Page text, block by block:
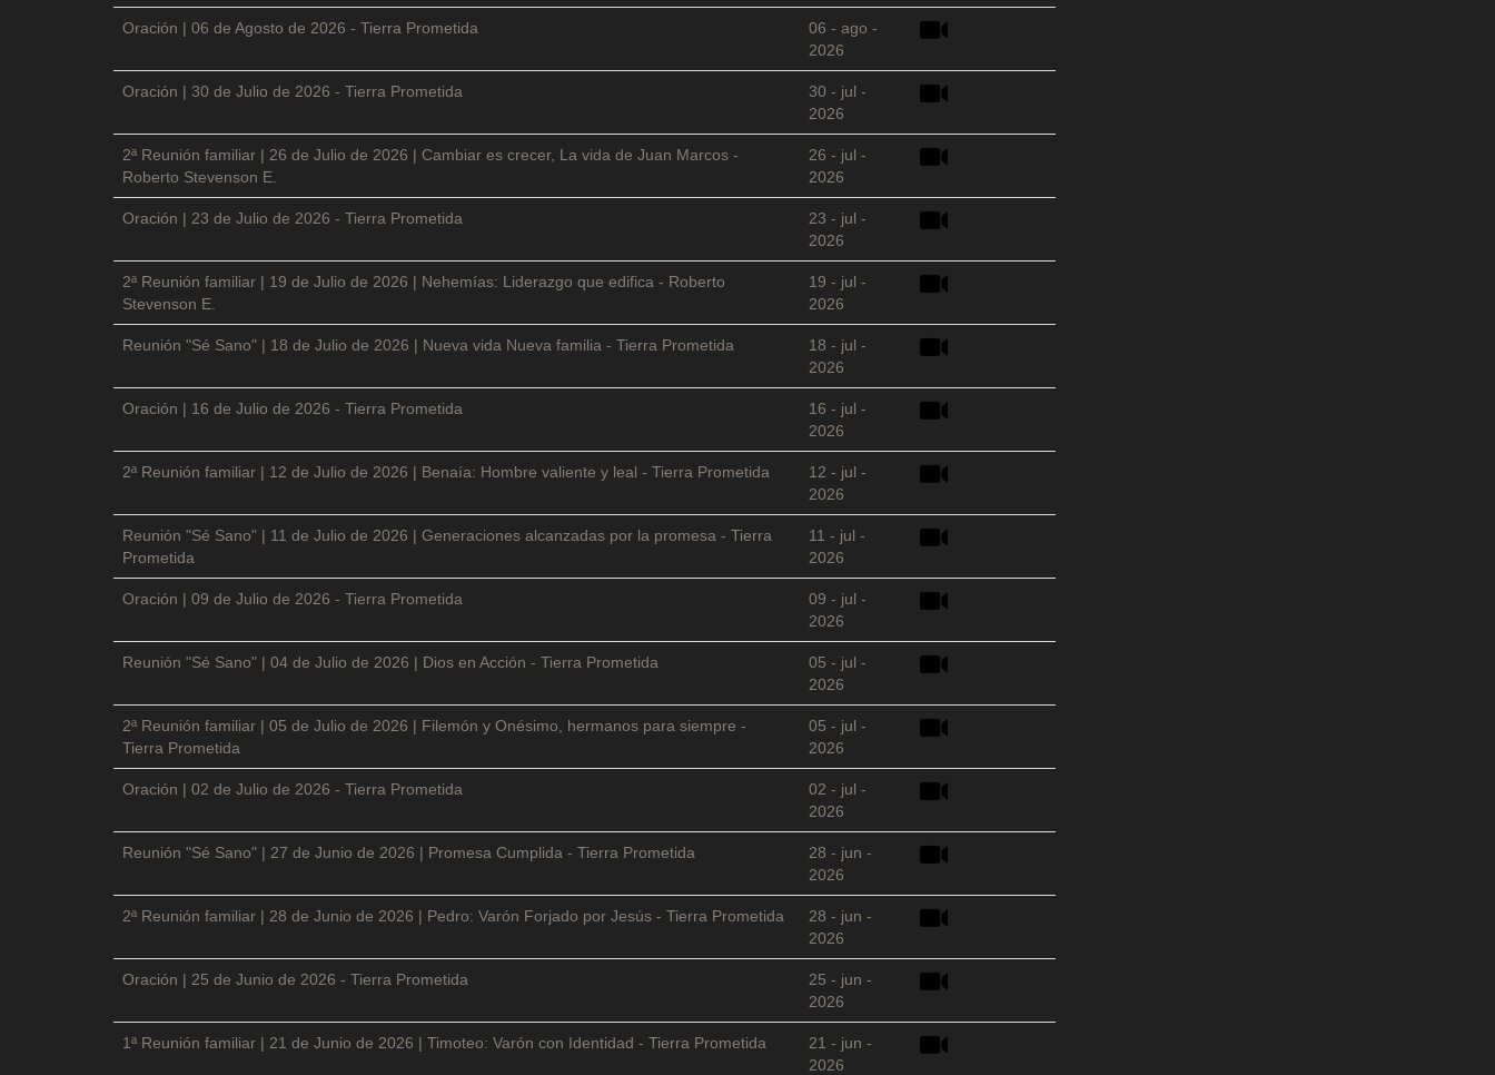
Oración | 06 de Agosto de 2026 - Tierra Prometida
06 - ago -
2026
Oración | 30 de Julio de 2026 - Tierra Prometida
30 - jul -
2026
2ª Reunión familiar | 26 de Julio de 2026 | Cambiar es crecer, La vida de Juan Marcos -
Roberto Stevenson E.
26 - jul -
2026
Oración | 23 de Julio de 2026 - Tierra Prometida
23 - jul -
2026
2ª Reunión familiar | 19 de Julio de 2026 | Nehemías: Liderazgo que edifica - Roberto
Stevenson E.
19 - jul -
2026
Reunión "Sé Sano" | 18 de Julio de 2026 | Nueva vida Nueva familia - Tierra Prometida
18 - jul -
2026
Oración | 16 de Julio de 2026 - Tierra Prometida
16 - jul -
2026
2ª Reunión familiar | 12 de Julio de 2026 | Benaía: Hombre valiente y leal - Tierra Prometida
12 - jul -
2026
Reunión "Sé Sano" | 11 de Julio de 2026 | Generaciones alcanzadas por la promesa - Tierra
Prometida
11 - jul -
2026
Oración | 09 de Julio de 2026 - Tierra Prometida
09 - jul -
2026
Reunión "Sé Sano" | 04 de Julio de 2026 | Dios en Acción - Tierra Prometida
05 - jul -
2026
2ª Reunión familiar | 05 de Julio de 2026 | Filemón y Onésimo, hermanos para siempre -
Tierra Prometida
05 - jul -
2026
Oración | 02 de Julio de 2026 - Tierra Prometida
02 - jul -
2026
Reunión "Sé Sano" | 27 de Junio de 2026 | Promesa Cumplida - Tierra Prometida
28 - jun -
2026
2ª Reunión familiar | 28 de Junio de 2026 | Pedro: Varón Forjado por Jesús - Tierra Prometida
28 - jun -
2026
Oración | 25 de Junio de 2026 - Tierra Prometida
25 - jun -
2026
1ª Reunión familiar | 21 de Junio de 2026 | Timoteo: Varón con Identidad - Tierra Prometida
21 - jun -
2026